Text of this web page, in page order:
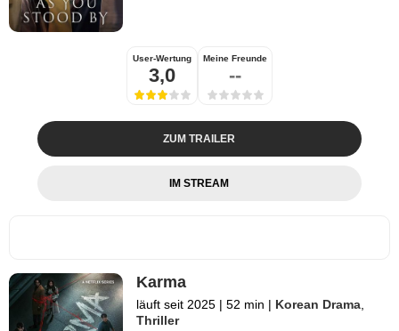
User-Wertung
3,0
Meine Freunde
--
ZUM TRAILER
IM STREAM
Karma
läuft seit 2025 | 52 min | Korean Drama
Thriller